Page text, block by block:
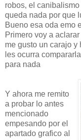
robos, el
queda nada por que
Bueno esa oda emo
Primero voy a
me gusto un carajo
les ocurra
para nada
Y ahora me remito
a probar lo antes
mencionado
empesando por el
apartado grafico al